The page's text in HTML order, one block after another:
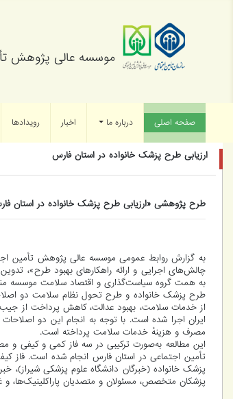
موسسه عالی پژوهش
صفحه اصلی درباره ما اخبار رویدادها
ارزیابی طرح پزشک خانواده در استان فارس
طرح پژوهشی «ارزیابی طرح پزشک خانواده در استان
به گزارش روابط عمومی موسسه عالی پژوهش تأمین
چالش‌های اجرایی و ارائه راهکارهای بهبود طرح»،
به همت گروه سیاست‌گذاری و اقتصاد سلامت موسسه
طرح پزشک خانواده و طرح تحول نظام سلامت دو
از خدمات سلامت، بهبود عدالت، کاهش پرداخت از
ایران اجرا شده است. با توجه به انجام این دو
مصرف و هزینهٔ خدمات سلامت پرداخته است.
این مطالعه به‌صورت ترکیبی در سه فاز کمی و کیفی و
پزشک خانواده (خبرگان دانشگاه علوم پزشکی شیراز)،
پزشکان متخصص، مسئولان و متصدیان پاراکلینیک‌ها، و